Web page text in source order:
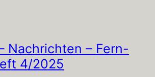
Nachrichten – Fern-
4/2025